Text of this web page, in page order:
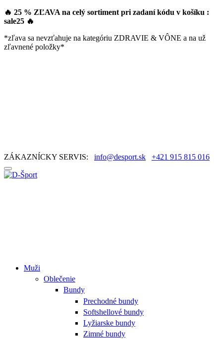
🔥 25 % ZĽAVA na celý sortiment pri zadaní kódu v košíku :
sale25 🔥
*zľava sa nevzťahuje na kategóriu ZDRAVIE & VÔNE a na už
zľavnené položky*
ZÁKAZNÍCKY SERVIS: info@desport.sk +421 915 815 016
Muži
Oblečenie
Bundy
Prechodné bundy
Softshellové bundy
Lyžiarske bundy
Zimné bundy